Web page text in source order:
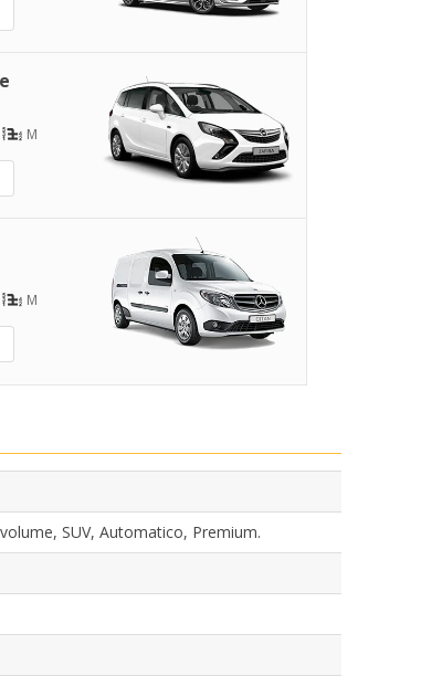
M
M
SUV, Automatico, Premium.